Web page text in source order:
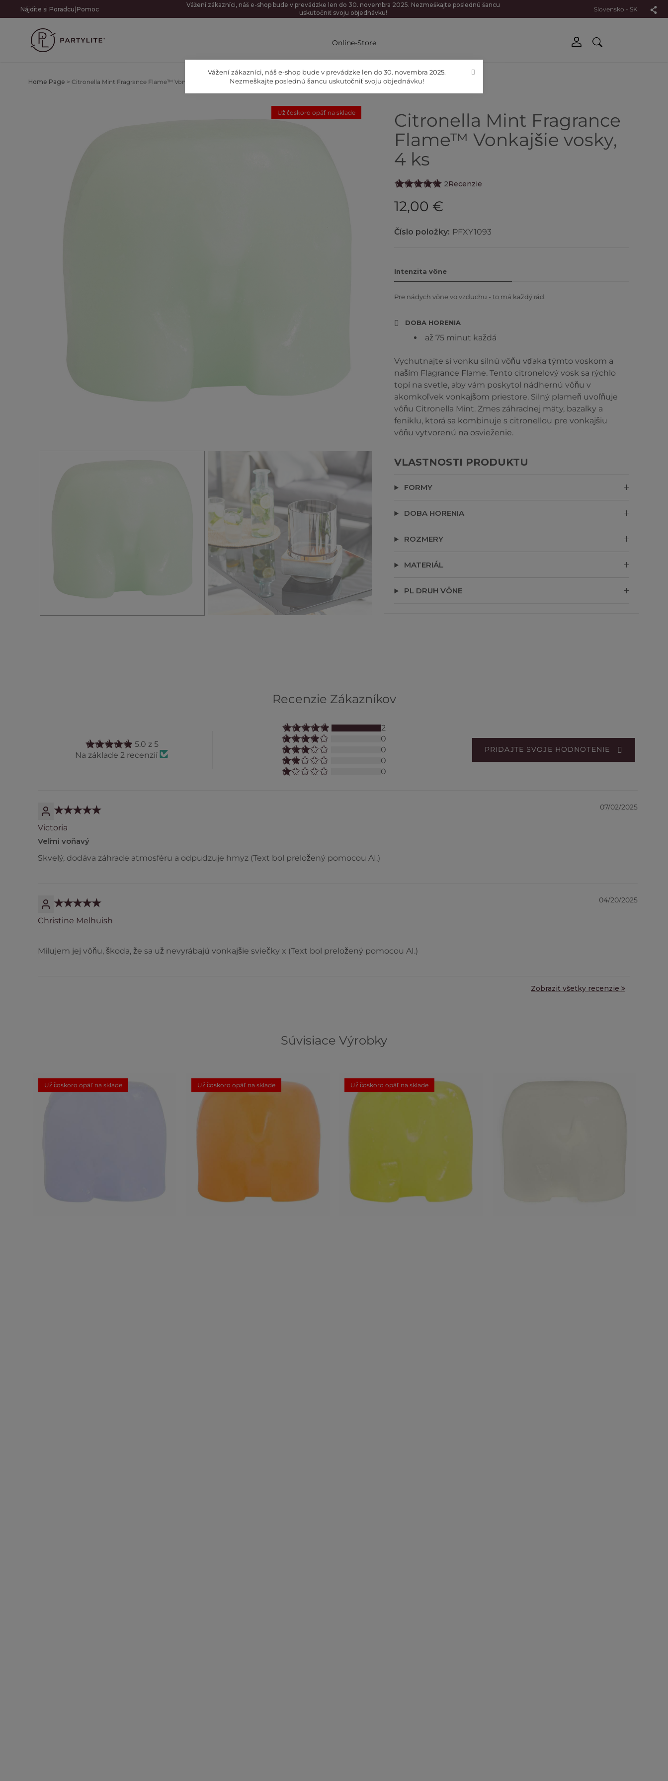
Nájdite si Poradcu |Pomoc
Vážení zákazníci, náš e-shop bude v prevádzke len do 30. novembra 2025. Nezmeškajte poslednú šancu
uskutočniť svoju objednávku!
Slovensko - SK
Online-Store
Home Page > Citronella Mint Fragrance Flame™ Vonkajšie vosky, 4 ks
Už čoskoro opäť na sklade
Citronella Mint Fragrance
Flame™ Vonkajšie vosky,
4 ks
2Recenzie
12,00 €
Číslo položky: PFXY1093
Intenzita vône
Pre nádych vône vo vzduchu - to má každý rád.
DOBA HORENIA
až 75 minut každá
Vychutnajte si vonku silnú vôňu vďaka týmto voskom a
naším Flagrance Flame. Tento citronelový vosk sa rýchlo
topí na svetle, aby vám poskytol nádhernú vôňu v
akomkoľvek vonkajšom priestore. Silný plameň uvoľňuje
vôňu Citronella Mint. Zmes záhradnej mäty, bazalky a
feniklu, ktorá sa kombinuje s citronellou pre vonkajšiu
vôňu vytvorenú na osvieženie.
VLASTNOSTI PRODUKTU
FORMY
DOBA HORENIA
ROZMERY
MATERIÁL
PL DRUH VÔNE
Recenzie Zákazníkov
5.0 z 5
Na základe 2 recenzií
2
0
0
0
0
PRIDAJTE SVOJE HODNOTENIE
07/02/2025
Victoria
Veľmi voňavý
Skvelý, dodáva záhrade atmosféru a odpudzuje hmyz (Text bol preložený pomocou AI.)
04/20/2025
Christine Melhuish
Milujem jej vôňu, škoda, že sa už nevyrábajú vonkajšie sviečky x (Text bol preložený pomocou AI.)
Zobraziť všetky recenzie
Súvisiace Výrobky
Už čoskoro opäť na sklade Už čoskoro opäť na sklade Už čoskoro opäť na sklade
Vážení zákazníci, náš e-shop bude v prevádzke len do 30. novembra 2025.
Nezmeškajte poslednú šancu uskutočniť svoju objednávku!